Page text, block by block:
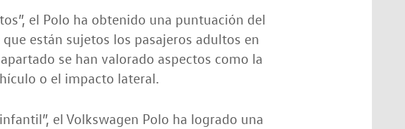
el Polo ha obtenido una puntuación del
están sujetos los pasajeros adultos en
se han valorado aspectos como la
o el impacto lateral.
el Volkswagen Polo ha logrado una